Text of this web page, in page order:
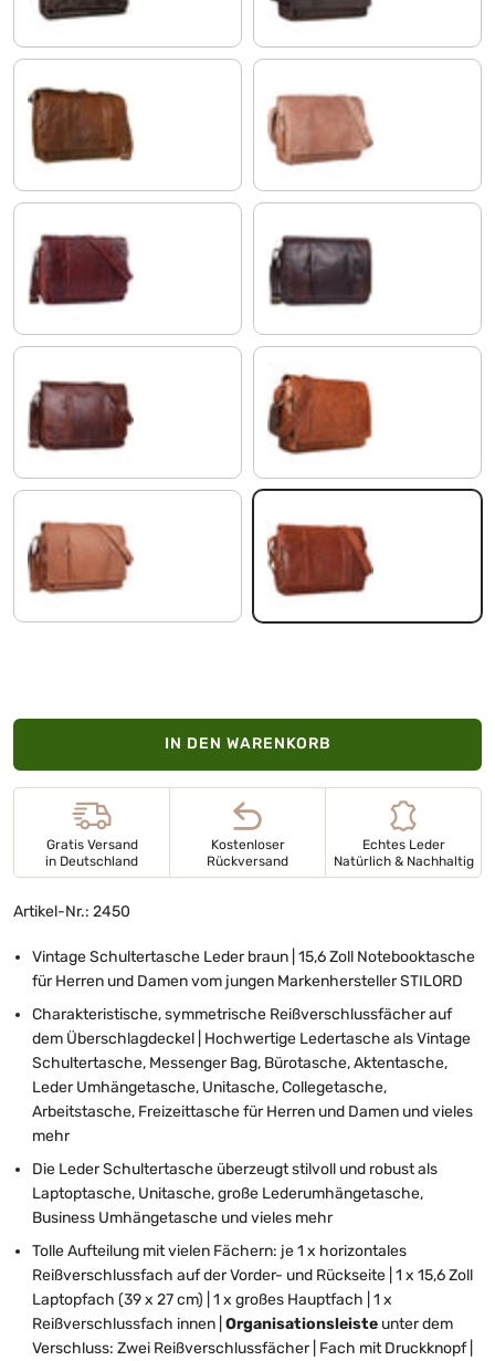
antik - braun cognac - hellbraun
rosso ebenholz - braun
cognac - dunkelbraun cognac - glänzend
sattel - braun cognac - braun
IN DEN WARENKORB
Gratis Versand
in Deutschland
Kostenloser
Rückversand
Echtes Leder
Natürlich & Nachhaltig
Artikel-Nr.: 2450
Vintage Schultertasche Leder braun | 15,6 Zoll Notebooktasche
für Herren und Damen vom jungen Markenhersteller STILORD
Charakteristische, symmetrische Reißverschlussfächer auf
dem Überschlagdeckel | Hochwertige Ledertasche als Vintage
Schultertasche, Messenger Bag, Bürotasche, Aktentasche,
Leder Umhängetasche, Unitasche, Collegetasche,
Arbeitstasche, Freizeittasche für Herren und Damen und vieles
mehr
Die Leder Schultertasche überzeugt stilvoll und robust als
Laptoptasche, Unitasche, große Lederumhängetasche,
Business Umhängetasche und vieles mehr
Tolle Aufteilung mit vielen Fächern: je 1 x horizontales
Reißverschlussfach auf der Vorder- und Rückseite | 1 x 15,6 Zoll
Laptopfach (39 x 27 cm) | 1 x großes Hauptfach | 1 x
Reißverschlussfach innen | Organisationsleiste unter dem
Verschluss: Zwei Reißverschlussfächer | Fach mit Druckknopf |